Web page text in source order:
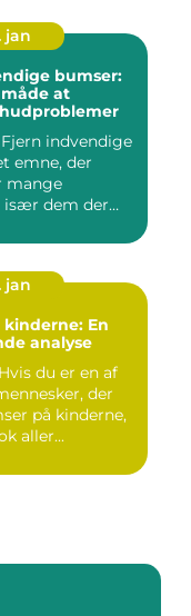
jan
bumser:
at
emne, der
mange
især dem der
jan
En
analyse
du er en af
der
på kinderne,
aller...